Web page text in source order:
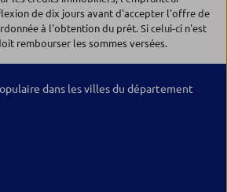
de dix jours avant d'accepter l'offre de
à l'obtention du prêt. Si celui-ci n'est
rembourser les sommes versées.
dans les villes du département